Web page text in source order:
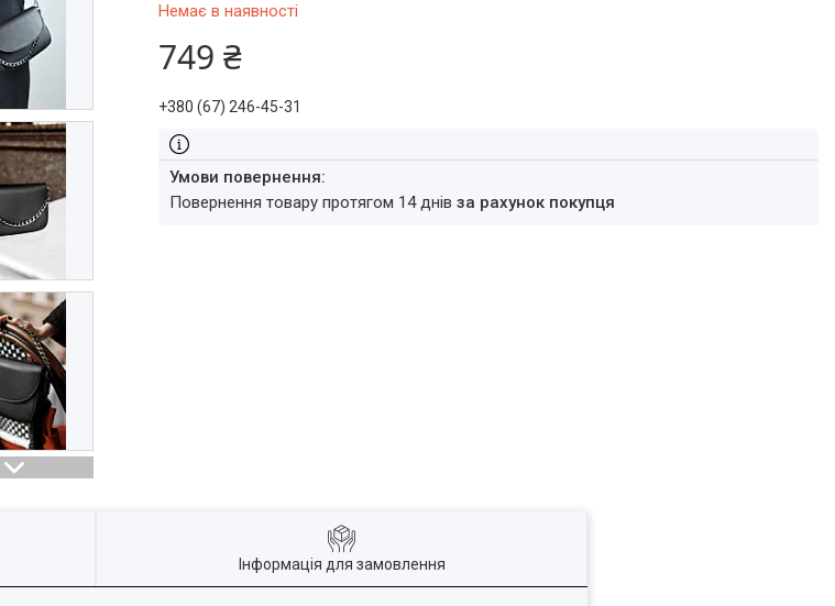
Немає в наявності
749 ₴
+380 (67) 246-45-31
повернення товару протягом 14 днівза рахунок покупця
Інформація для замовлення